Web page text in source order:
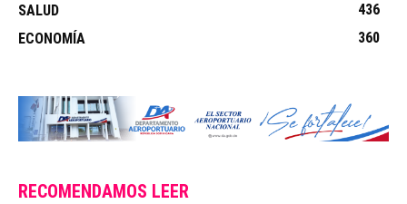
SALUD
436
ECONOMÍA
360
RECOMENDAMOS LEER